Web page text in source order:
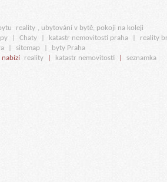
reality
, ubytování v bytě, pokoji na koleji
Chaty katastr nemovitostí praha
reality
sitemap
byty Praha
nabízí reality katastr nemovitostí seznamka